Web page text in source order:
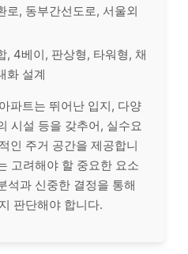
로, 동부간선도로, 서울외
, 4베이, 판상형, 타워형, 채
화 설계
파트는 뛰어난 입지, 다양
시설 등을 갖추어, 실수요
인 주거 공간을 제공합니
고려해야 할 중요한 요소
석과 신중한 결정을 통해
판단해야 합니다.